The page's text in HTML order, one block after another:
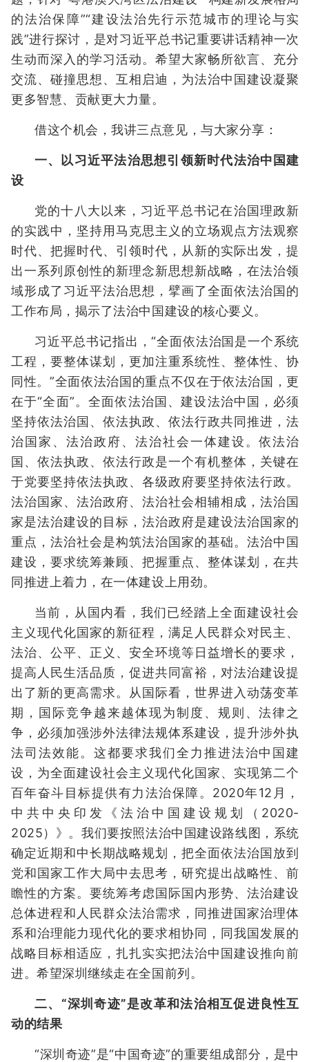
的法治保障”“建设法治先行示范城市的理论与实
践”进行探讨，是对习近平总书记重要讲话精神一次
生动而深入的学习活动。希望大家畅所欲言、充分
交流、碰撞思想、互相启迪，为法治中国建设凝聚
更多智慧、贡献更大力量。
借这个机会，我讲三点意见，与大家分享：
一、以习近平法治思想引领新时代法治中国建
设
党的十八大以来，习近平总书记在治国理政新
的实践中，坚持用马克思主义的立场观点方法观察
时代、把握时代、引领时代，从新的实际出发，提
出一系列原创性的新理念新思想新战略，在法治领
域形成了习近平法治思想，擘画了全面依法治国的
工作布局，揭示了法治中国建设的核心要义。
习近平总书记指出，“全面依法治国是一个系统
工程，要整体谋划，更加注重系统性、整体性、协
同性。”全面依法治国的重点不仅在于依法治国，更
在于“全面”。全面依法治国、建设法治中国，必须
坚持依法治国、依法执政、依法行政共同推进，法
治国家、法治政府、法治社会一体建设。依法治
国、依法执政、依法行政是一个有机整体，关键在
于党要坚持依法执政、各级政府要坚持依法行政。
法治国家、法治政府、法治社会相辅相成，法治国
家是法治建设的目标，法治政府是建设法治国家的
重点，法治社会是构筑法治国家的基础。法治中国
建设，要求统筹兼顾、把握重点、整体谋划，在共
同推进上着力，在一体建设上用劲。
当前，从国内看，我们已经踏上全面建设社会
主义现代化国家的新征程，满足人民群众对民主、
法治、公平、正义、安全环境等日益增长的要求，
提高人民生活品质，促进共同富裕，对法治建设提
出了新的更高需求。从国际看，世界进入动荡变革
期，国际竞争越来越体现为制度、规则、法律之
争，必须加强涉外法律法规体系建设，提升涉外执
法司法效能。这都要求我们全力推进法治中国建
设，为全面建设社会主义现代化国家、实现第二个
百年奋斗目标提供有力法治保障。2020年12月，
中共中央印发《法治中国建设规划（2020-
2025）》。我们要按照法治中国建设路线图，系统
确定近期和中长期战略规划，把全面依法治国放到
党和国家工作大局中去思考，研究提出战略性、前
瞻性的方案。要统筹考虑国际国内形势、法治建设
总体进程和人民群众法治需求，同推进国家治理体
系和治理能力现代化的要求相协同，同我国发展的
战略目标相适应，扎扎实实把法治中国建设推向前
进。希望深圳继续走在全国前列。
二、“深圳奇迹”是改革和法治相互促进良性互
动的结果
“深圳奇迹”是“中国奇迹”的重要组成部分，是中